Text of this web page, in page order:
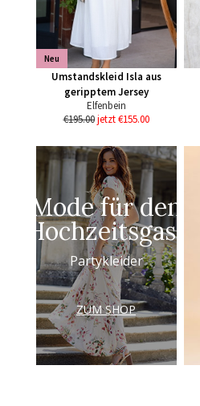
Neu
Umstandskleid Isla aus
geripptem Jersey
Elfenbein
€195.00 jetzt €155.00
Mode für den
Hochzeitsgast
Partykleider
ZUM SHOP